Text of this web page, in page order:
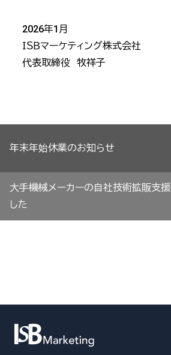
2026年1月
ＩＳＢマーケティング株式会社
代表取締役 牧祥子
年末年始休業のお知らせ
大手機械メーカーの自社技術拡販支
した